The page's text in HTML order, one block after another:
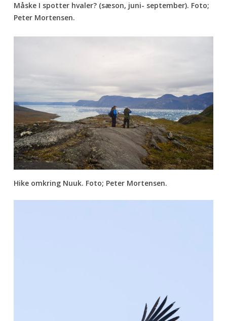
Måske I spotter hvaler? (sæson, juni- september). Foto;
Peter Mortensen.
Hike omkring Nuuk. Foto; Peter Mortensen.